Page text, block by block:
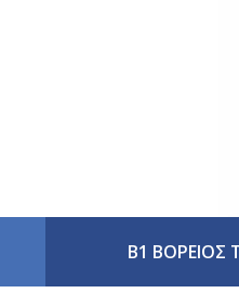
Β1 ΒΟΡΕΙΟΣ